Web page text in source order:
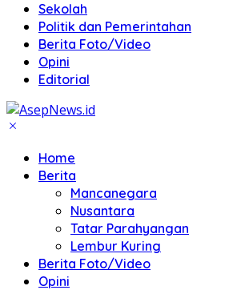
Sekolah
Politik dan Pemerintahan
Berita Foto/Video
Opini
Editorial
Home
Berita
Mancanegara
Nusantara
Tatar Parahyangan
Lembur Kuring
Berita Foto/Video
Opini